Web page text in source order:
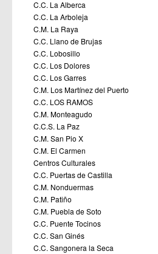
C.C. La Alberca
C.C. La Arboleja
C.M. La Raya
C.C. Llano de Brujas
C.C. Lobosillo
C.C. Los Dolores
C.C. Los Garres
C.M. Los Martínez del Puerto
C.C. LOS RAMOS
C.M. Monteagudo
C.C.S. La Paz
C.M. San Pio X
C.M. El Carmen
Centros Culturales
C.C. Puertas de Castilla
C.M. Nonduermas
C.M. Patiño
C.M. Puebla de Soto
C.C. Puente Tocinos
C.C. San Ginés
C.C. Sangonera la Seca